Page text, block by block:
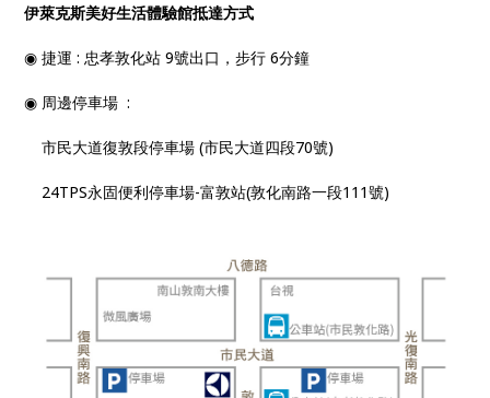
伊萊克斯美好生活體驗館抵達方式
◉ 捷運 : 忠孝敦化站 9號出口，步行 6分鐘
◉ 周邊停車場 :
市民大道復敦段停車場 (市民大道四段70號)
24TPS永固便利停車場-富敦站(敦化南路一段111號)